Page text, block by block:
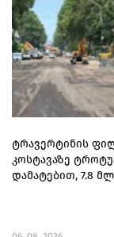
ტრავერტინის
კოსტავაზე
დამატებით, 7.8